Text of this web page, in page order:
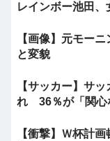
レインボー池田
【画像】元モー
と変貌
【サッカー】サ
れ 36％が「関
【衝撃】Ｗ杯計